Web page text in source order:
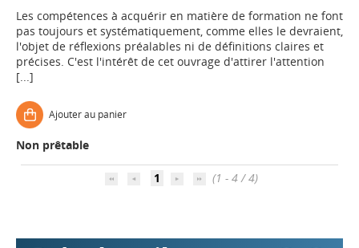
Les compétences à acquérir en matière de formation ne font
pas toujours et systématiquement, comme elles le devraient,
l'objet de réflexions préalables ni de définitions claires et
précises. C'est l'intérêt de cet ouvrage d'attirer l'attention
[...]
Ajouter au panier
Non prêtable
1 (1 - 4 / 4)
Déposer une actu !